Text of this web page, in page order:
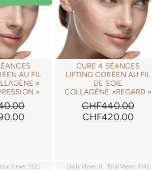
AU FIL
«
»
Le
CHF590.00.
Views: 5121
CURE 4 SÉANCES
LIFTING CORÉEN AU FIL
DE SOIE
COLLAGÈNE »REGARD »
CHF440.00
Le
CHF440.00.
CHF420.00Le
Daily Views: 0 Total Views: 9542